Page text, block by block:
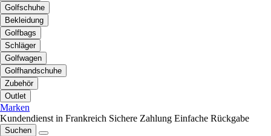
Golfschuhe
Bekleidung
Golfbags
Schläger
Golfwagen
Golfhandschuhe
Zubehör
Outlet
Marken
Kundendienst in Frankreich Sichere Zahlung Einfache Rückgabe
Suchen